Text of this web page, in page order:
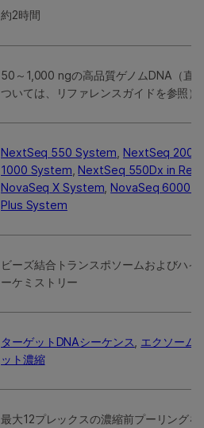
約2時間
50～1,000 ngの高品質ゲノムDNA（直
ついては、リファレンスガイドを参照）
NextSeq 550 System ,NextSeq 2000
1000 System ,NextSeq 550Dx in
NovaSeq X System ,NovaSeq 6000
Plus System
ビーズ結合トランスポソームおよびハ
ーケミストリー
ターゲットDNAシーケンス エクソーム
ット濃縮
最大12プレックスの濃縮前プーリング